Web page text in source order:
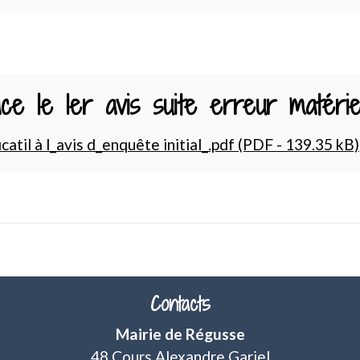
le 1er avis suite erreur
à l_avis d_enquête initial_.pdf (PDF - 139.35 kB)
Contacts
Mairie de Régusse
48 Cours Alexandre Gariel